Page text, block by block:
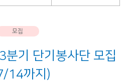
모집
기 단기봉사단 모집
14까지)